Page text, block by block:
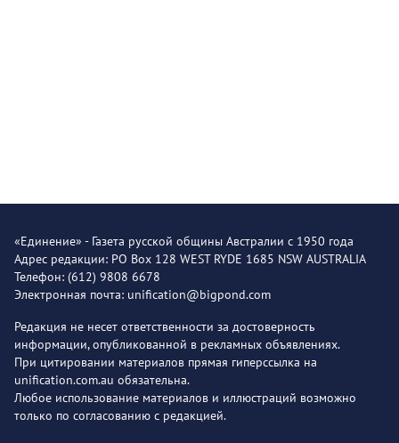
«Единение» - Газета русской общины Австралии с 1950 года
Адрес редакции: PO Box 128 WEST RYDE 1685 NSW AUSTRALIA
Телефон: (612) 9808 6678
Электронная почта: unification@bigpond.com
Редакция не несет ответственности за достоверность
информации, опубликованной в рекламных объявлениях.
При цитировании материалов прямая гиперссылка на
unification.com.au обязательна.
Любое использование материалов и иллюстраций возможно
только по согласованию с редакцией.